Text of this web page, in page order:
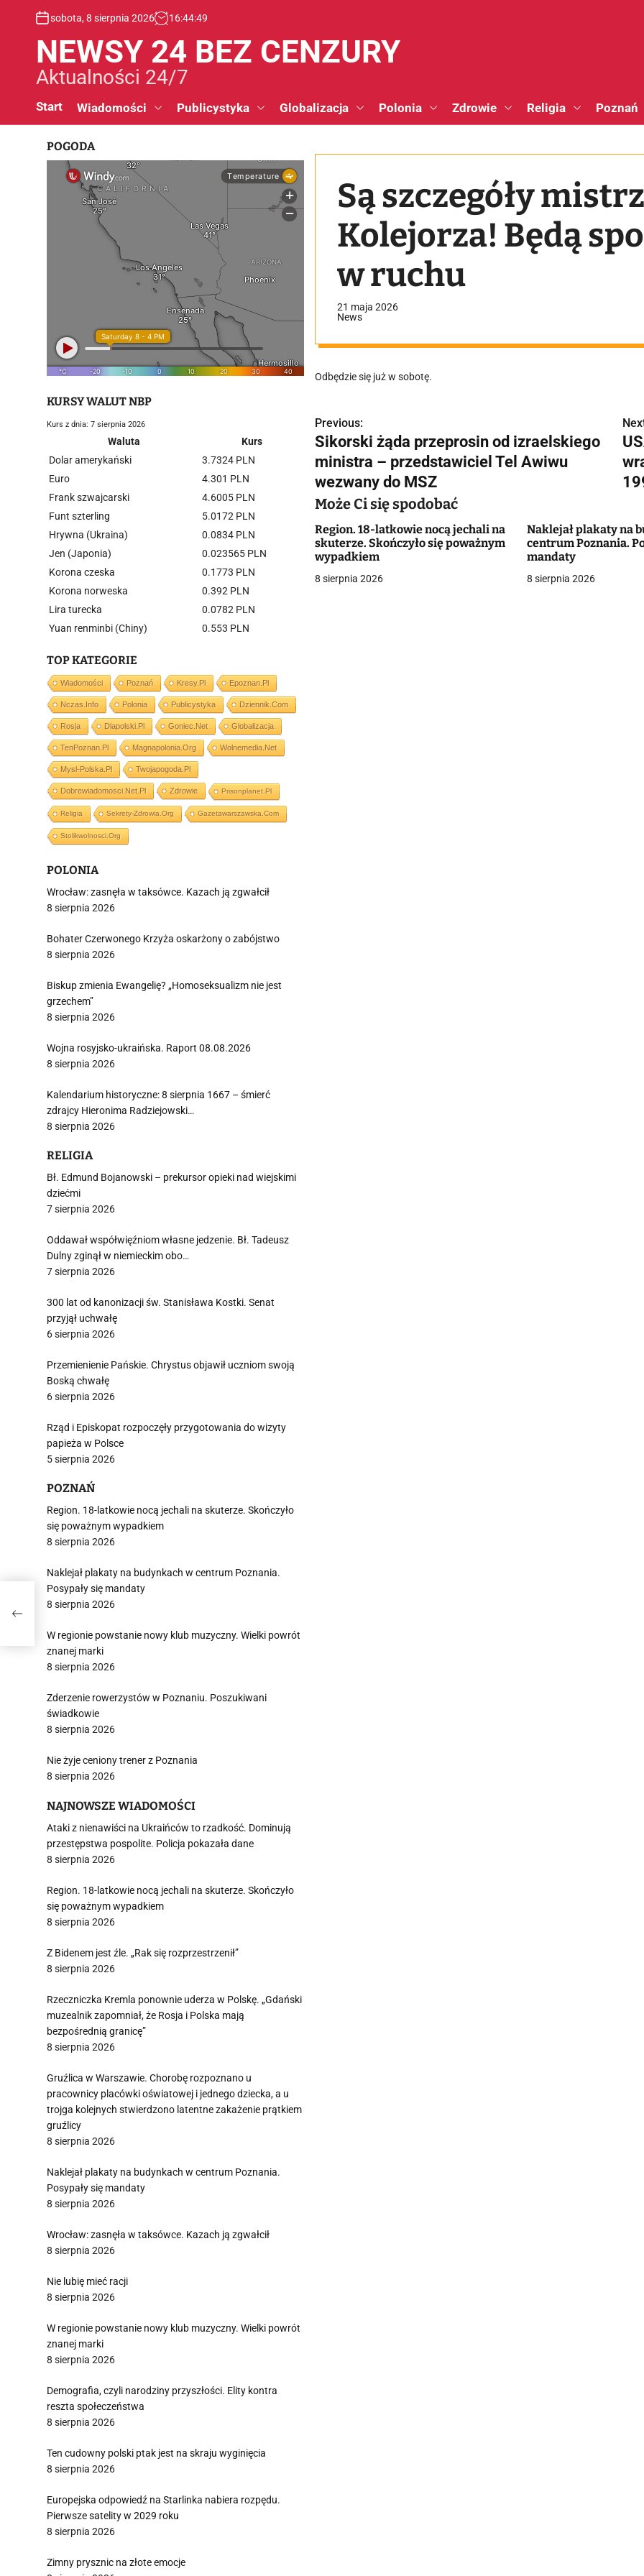
sobota, 8 sierpnia 2026 16:44:49
NEWSY 24 BEZ CENZURY
Aktualności 24/7
Start Wiadomości Publicystyka Globalizacja Polonia Zdrowie Religia Poznań
Są szczegóły
Kolejorza! Będą
w ruchu
21 maja 2026
News
Odbędzie się już w sobotę.
N
a
w
i
g
a
Previous:
Sikorski żąda przeprosin od izraelskiego
ministra – przedstawiciel Tel Awiwu
wezwany do MSZ
Może Ci się spodobać
Region. 18-latkowie nocą jechali na
skuterze. Skończyło się poważnym
wypadkiem
8 sierpnia 2026
Naklejał plakaty na
centrum Poznania.
mandaty
8 sierpnia 2026
POGODA
KURSY WALUT NBP
Kurs z dnia: 7 sierpnia 2026
Waluta
Kurs
Dolar amerykański
3.7324 PLN
Euro
4.301 PLN
Frank szwajcarski
4.6005 PLN
Funt szterling
5.0172 PLN
Hrywna (Ukraina)
0.0834 PLN
Jen (Japonia)
0.023565 PLN
Korona czeska
0.1773 PLN
Korona norweska
0.392 PLN
Lira turecka
0.0782 PLN
Yuan renminbi (Chiny)
0.553 PLN
TOP KATEGORIE
Wiadomości Poznań Kresy.pl Epoznan.pl
Nczas.info Polonia Publicystyka Dziennik.com
Rosja Dlapolski.pl Goniec.net Globalizacja
TenPoznan.pl Magnapolonia.org Wolnemedia.net
Mysl-Polska.pl Twojapogoda.pl
Dobrewiadomosci.net.pl Zdrowie Prisonplanet.pl
Religia Sekrety-Zdrowia.org Gazetawarszawska.com
Stolikwolnosci.org
POLONIA
Wrocław: zasnęła w taksówce. Kazach ją zgwałcił
8 sierpnia 2026
Bohater Czerwonego Krzyża oskarżony o zabójstwo
8 sierpnia 2026
Biskup zmienia Ewangelię? „Homoseksualizm nie jest
grzechem”
8 sierpnia 2026
Wojna rosyjsko-ukraińska. Raport 08.08.2026
8 sierpnia 2026
Kalendarium historyczne: 8 sierpnia 1667 – śmierć
zdrajcy Hieronima Radziejowski…
8 sierpnia 2026
RELIGIA
Bł. Edmund Bojanowski – prekursor opieki nad wiejskimi
dziećmi
7 sierpnia 2026
Oddawał współwięźniom własne jedzenie. Bł. Tadeusz
Dulny zginął w niemieckim obo…
7 sierpnia 2026
300 lat od kanonizacji św. Stanisława Kostki. Senat
przyjął uchwałę
6 sierpnia 2026
Przemienienie Pańskie. Chrystus objawił uczniom swoją
Boską chwałę
6 sierpnia 2026
Rząd i Episkopat rozpoczęły przygotowania do wizyty
papieża w Polsce
5 sierpnia 2026
POZNAŃ
Region. 18-latkowie nocą jechali na skuterze. Skończyło
się poważnym wypadkiem
8 sierpnia 2026
Naklejał plakaty na budynkach w centrum Poznania.
Posypały się mandaty
8 sierpnia 2026
W regionie powstanie nowy klub muzyczny. Wielki powrót
znanej marki
8 sierpnia 2026
Zderzenie rowerzystów w Poznaniu. Poszukiwani
świadkowie
8 sierpnia 2026
Nie żyje ceniony trener z Poznania
8 sierpnia 2026
NAJNOWSZE WIADOMOŚCI
Ataki z nienawiści na Ukraińców to rzadkość. Dominują
przestępstwa pospolite. Policja pokazała dane
8 sierpnia 2026
Region. 18-latkowie nocą jechali na skuterze. Skończyło
się poważnym wypadkiem
8 sierpnia 2026
Z Bidenem jest źle. „Rak się rozprzestrzenił”
8 sierpnia 2026
Rzeczniczka Kremla ponownie uderza w Polskę. „Gdański
muzealnik zapomniał, że Rosja i Polska mają
bezpośrednią granicę”
8 sierpnia 2026
Gruźlica w Warszawie. Chorobę rozpoznano u
pracownicy placówki oświatowej i jednego dziecka, a u
trojga kolejnych stwierdzono latentne zakażenie prątkiem
gruźlicy
8 sierpnia 2026
Naklejał plakaty na budynkach w centrum Poznania.
Posypały się mandaty
8 sierpnia 2026
Wrocław: zasnęła w taksówce. Kazach ją zgwałcił
8 sierpnia 2026
Nie lubię mieć racji
8 sierpnia 2026
W regionie powstanie nowy klub muzyczny. Wielki powrót
znanej marki
8 sierpnia 2026
Demografia, czyli narodziny przyszłości. Elity kontra
reszta społeczeństwa
8 sierpnia 2026
Ten cudowny polski ptak jest na skraju wyginięcia
8 sierpnia 2026
Europejska odpowiedź na Starlinka nabiera rozpędu.
Pierwsze satelity w 2029 roku
8 sierpnia 2026
Zimny prysznic na złote emocje